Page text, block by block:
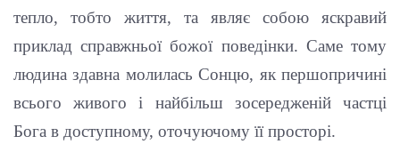
тепло, тобто життя, та являє собою яскравий
приклад справжньої божої поведінки. Саме тому
людина здавна молилась Сонцю, як першопричині
всього живого і найбільш зосередженій частці
Бога в доступному, оточуючому її просторі.